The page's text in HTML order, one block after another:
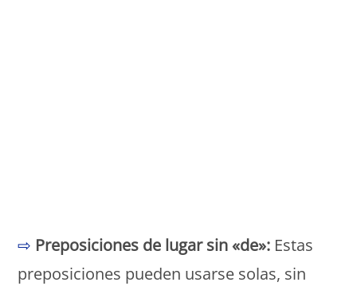
⇨ Preposiciones de lugar sin «de»: Estas
preposiciones pueden usarse solas, sin